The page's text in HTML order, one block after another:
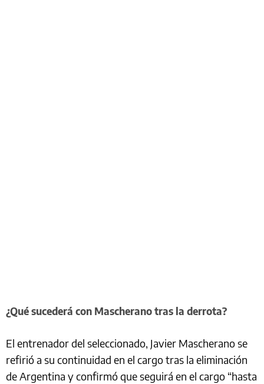
¿Qué sucederá con Mascherano tras la derrota?
El entrenador del seleccionado, Javier Mascherano se
refirió a su continuidad en el cargo tras la eliminación
de Argentina y confirmó que seguirá en el cargo “hasta